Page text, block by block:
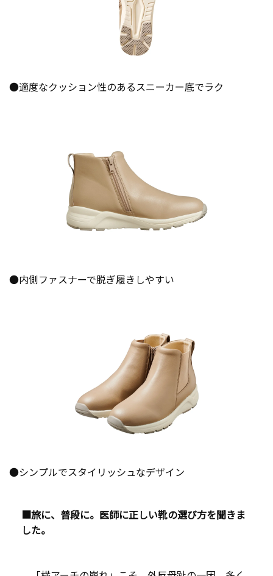
●適度なクッション性のあるスニーカー底でラク
●内側ファスナーで脱ぎ履きしやすい
●シンプルでスタイリッシュなデザイン
■旅に、普段に。医師に正しい靴の選び方を聞きま
した。